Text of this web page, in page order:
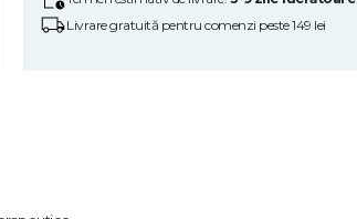
Livrare gratuită pentru comenzi peste 149 lei